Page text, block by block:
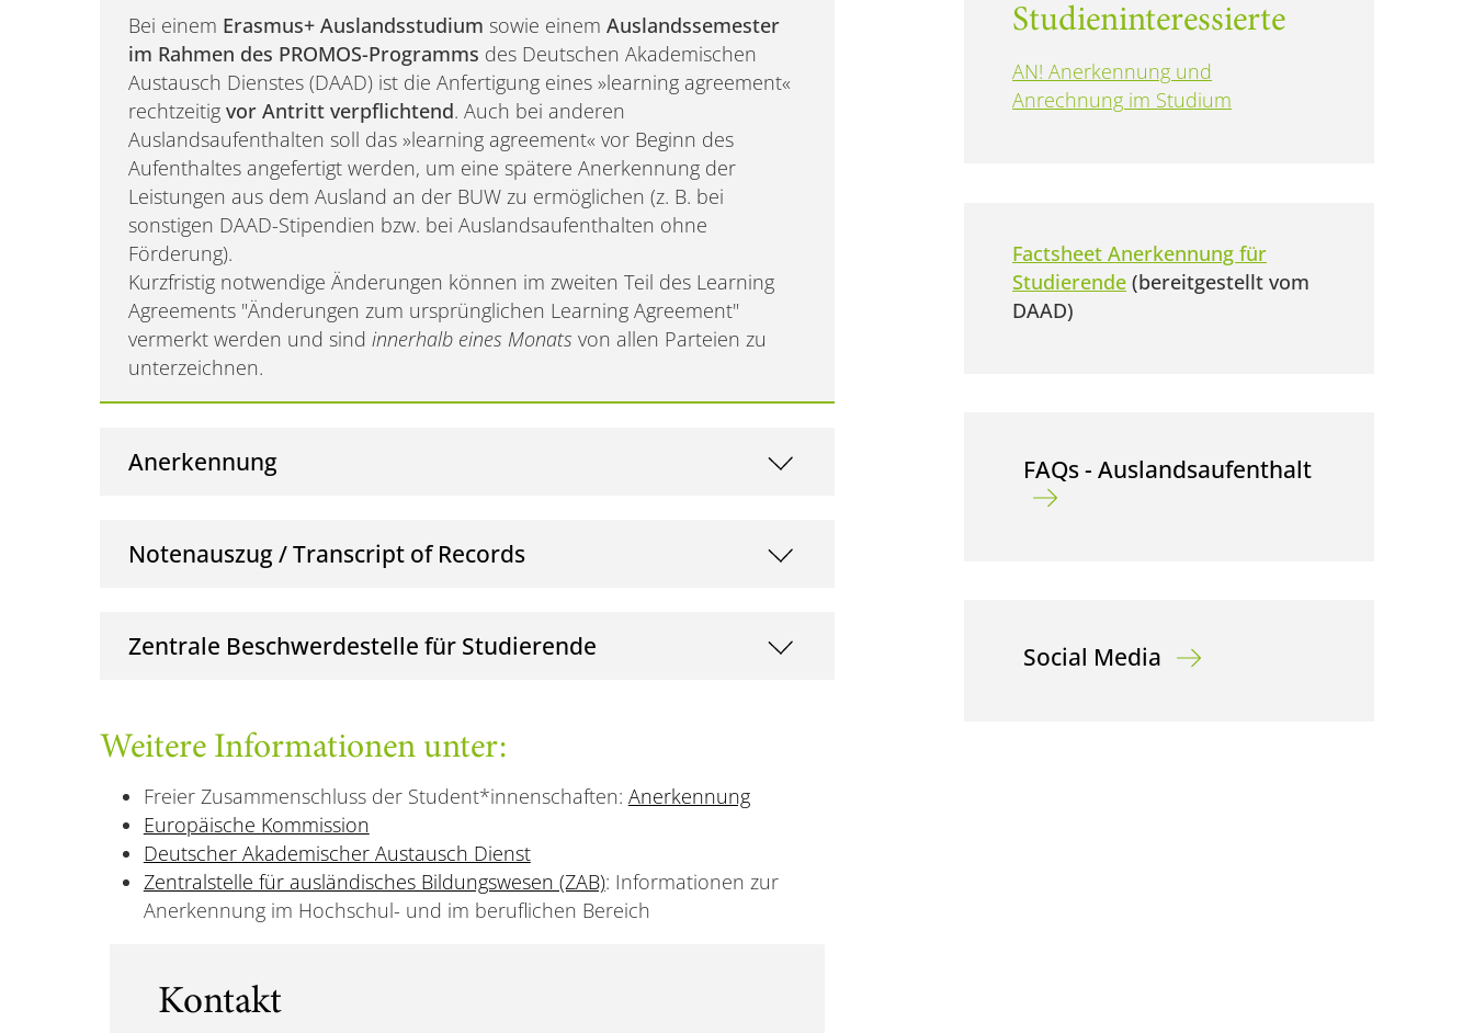
Bei einem Erasmus+ Auslandsstudium sowie einem Auslandssemester
im Rahmen des PROMOS-Programms des Deutschen Akademischen
Austausch Dienstes (DAAD) ist die Anfertigung eines »learning agreement«
rechtzeitigvor Antritt verpflichtend. Auch bei anderen
Auslandsaufenthalten soll das »learning agreement« vor Beginn des
Aufenthaltes angefertigt werden, um eine spätere Anerkennung der
Leistungen aus dem Ausland an der BUW zu ermöglichen (z. B. bei
sonstigen DAAD-Stipendien bzw. bei Auslandsaufenthalten ohne
Förderung).
Kurzfristig notwendige Änderungen können im zweiten Teil des Learning
Agreements "Änderungen zum ursprünglichen Learning Agreement"
vermerkt werden und sindinnerhalb eines Monats von allen Parteien zu
unterzeichnen.
Anerkennung
Notenauszug / Transcript of Records
Zentrale Beschwerdestelle für Studierende
Weitere Informationen unter:
Freier Zusammenschluss der Student*innenschaften: Anerkennung
Europäische Kommission
Deutscher Akademischer Austausch Dienst
Zentralstelle für ausländisches Bildungswesen (ZAB): Informationen zur
Anerkennung im Hochschul- und im beruflichen Bereich
Kontakt
Studieninteressierte
AN! Anerkennung und
Anrechnung im Studium
Factsheet Anerkennung für
Studierende (bereitgestellt vom
DAAD)
FAQs - Auslandsaufenthalt
Social Media